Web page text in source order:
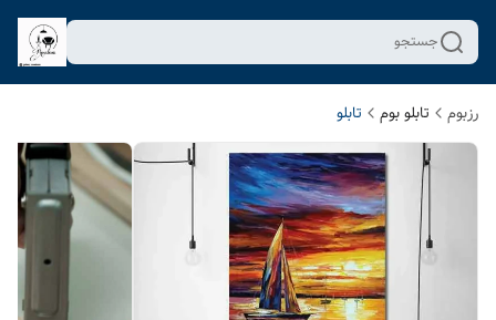
جستجو
رزبوم تابلو بوم تابلو